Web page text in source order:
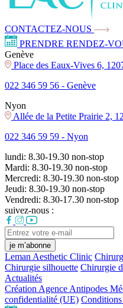
CONTACTEZ-NOUS
PRENDRE RENDEZ-
Genève
Place des Eaux-Vives 6,
022 346 59 56 - Genève
Nyon
Allée de la Petite Prairie 2,
022 346 59 59 - Nyon
lundi: 8.30-19.30 non-stop
Mardi: 8.30-19.30 non-stop
Mercredi: 8.30-19.30 non-stop
Jeudi: 8.30-19.30 non-stop
Vendredi: 8.30-17.30 non-stop
suivez-nous :
je m’abonne
Leman Aesthetic Clinic
Chirurgie silhouette Chirurgie
Actualités
Création Agence Antipodes
confidentialité (UE) Conditions